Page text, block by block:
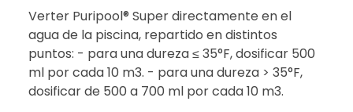
Verter Puripool® Super directamente en el
agua de la piscina, repartido en distintos
puntos: - para una dureza ≤ 35°F, dosificar 500
ml por cada 10 m3. - para una dureza > 35°F,
dosificar de 500 a 700 ml por cada 10 m3.